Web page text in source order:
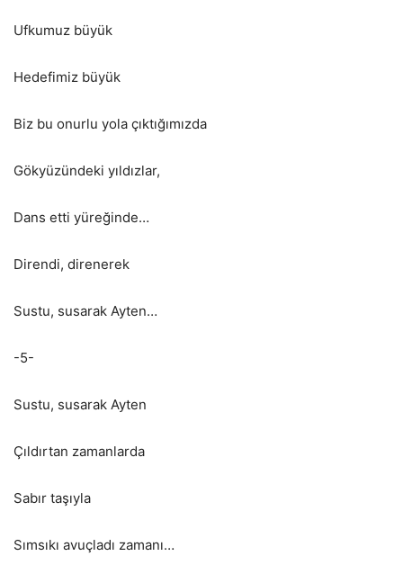
Ufkumuz büyük
Hedefimiz büyük
Biz bu onurlu yola çıktığımızda
Gökyüzündeki yıldızlar,
Dans etti yüreğinde…
Direndi, direnerek
Sustu, susarak Ayten…
-5-
Sustu, susarak Ayten
Çıldırtan zamanlarda
Sabır taşıyla
Sımsıkı avuçladı zamanı…